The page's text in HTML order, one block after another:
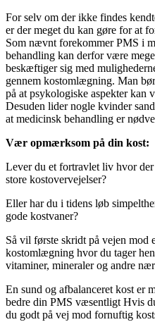
For selv om der ikke findes
er der meget du kan gøre for at
Som nævnt forekommer PMS i
behandling kan derfor være
beskæftiger sig med
gennem kostomlægning. Man
på at psykologiske aspekter
Desuden lider nogle kvinder
at medicinsk behandling er
Vær opmærksom på din kost:
Lever du et fortravlet liv hvor
store kostovervejelser?
Eller har du i tidens løb
gode kostvaner?
Så vil første skridt på vejen mod
kostomlægning hvor du tager
vitaminer, mineraler og andre
En sund og afbalanceret kost er
bedre din PMS væsentligt Hvis
du godt på vej mod fornuftig